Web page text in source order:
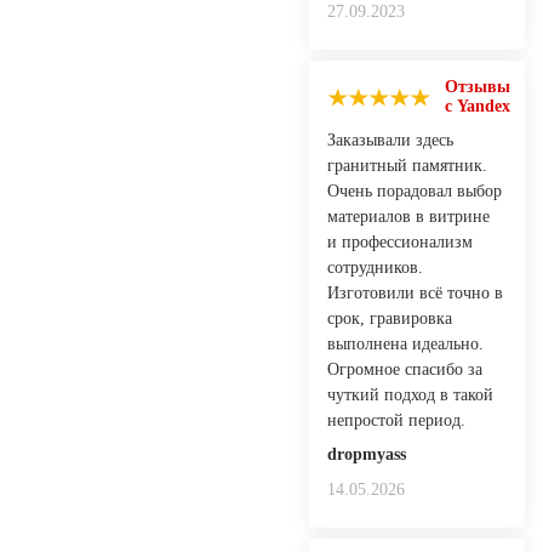
27.09.2023
Отзывы
с Yandex
Заказывали здесь
гранитный памятник.
Очень порадовал выбор
материалов в витрине
и профессионализм
сотрудников.
Изготовили всё точно в
срок, гравировка
выполнена идеально.
Огромное спасибо за
чуткий подход в такой
непростой период.
dropmyass
14.05.2026